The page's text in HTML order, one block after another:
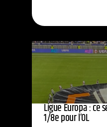
Ligue Europa : ce
1/8e pour l’OL